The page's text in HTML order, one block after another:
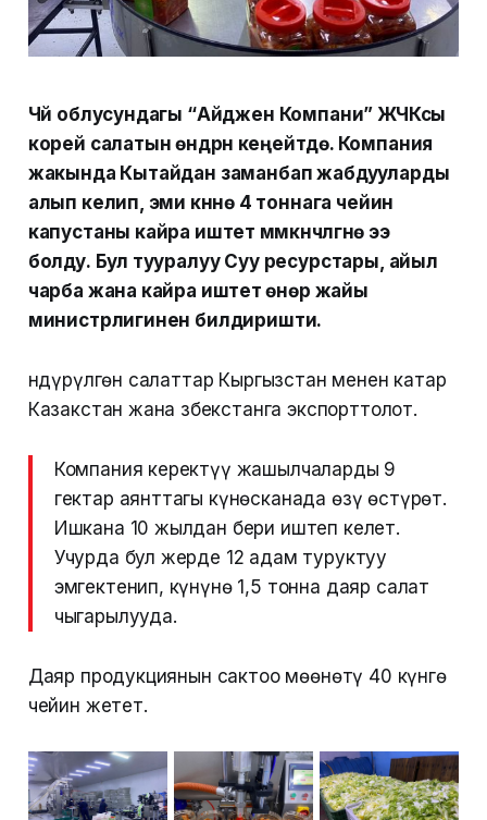
Чүй облусундагы “Айджен Компани” ЖЧКсы
корей салатын өндүрүүнү кеңейтүүдө. Компания
жакында Кытайдан заманбап жабдууларды
алып келип, эми күнүнө 4 тоннага чейин
капустаны кайра иштетүү мүмкүнчүлүгүнө ээ
болду. Бул тууралуу Суу ресурстары, айыл
чарба жана кайра иштетүү өнөр жайы
министрлигинен билдиришти.
Өндүрүлгөн салаттар Кыргызстан менен катар
Казакстан жана Өзбекстанга экспорттолот.
Компания керектүү жашылчаларды 9
гектар аянттагы күнөсканада өзү өстүрөт.
Ишкана 10 жылдан бери иштеп келет.
Учурда бул жерде 12 адам туруктуу
эмгектенип, күнүнө 1,5 тонна даяр салат
чыгарылууда.
Даяр продукциянын сактоо мөөнөтү 40 күнгө
чейин жетет.